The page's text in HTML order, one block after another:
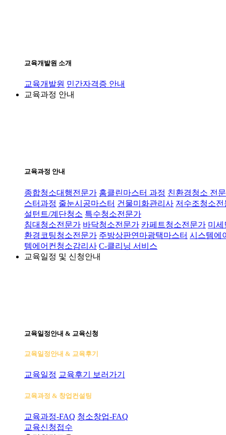
교육개발원 소개
교육개발원 민간자격증 안내
교육과정 안내
교육과정 안내
종합청소대행전문가 홈클린마스터 과정 친환경청소 전
스터과정 줄눈시공마스터 건물미화관리사 저수조청소전
설턴트/계단청소 특수청소전문가
침대청소전문가 바닥청소전문가 카페트청소전문가 미세
환경코팅청소전문가 주방상판연마광택마스터 시스템에
템에어컨청소감리사 C-클리닝 서비스
교육일정 및 신청안내
교육일정안내 & 교육신청
교육일정안내 & 교육후기
교육일정 교육후기 보러가기
교육과정 & 창업컨설팅
교육과정-FAQ 청소창업-FAQ
교육신청접수